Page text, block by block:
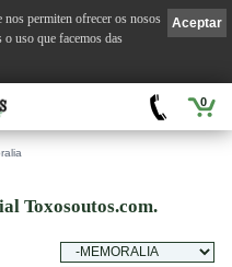
0
Toxosoutos.com.
Aceptar
nos permiten ofrecer os nosos
uso que facemos das